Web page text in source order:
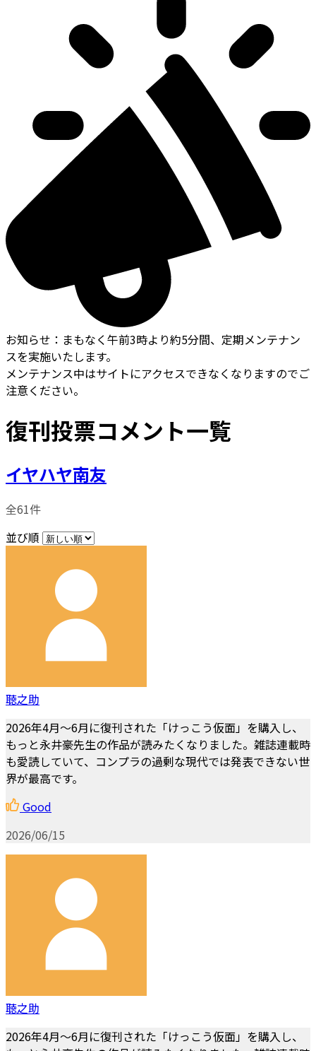
お知らせ ： まもなく午前3時より約5分間、定期メンテナン
スを実施いたします。
メンテナンス中はサイトにアクセスできなくなりますのでご
注意ください。
復刊投票コメント一覧
イヤハヤ南友
全61件
並び順
聴之助
2026年4月～6月に復刊された「けっこう仮面」を購入し、
もっと永井豪先生の作品が読みたくなりました。雑誌連載時
も愛読していて、コンプラの過剰な現代では発表できない世
界が最高です。
Good
2026/06/15
聴之助
2026年4月～6月に復刊された「けっこう仮面」を購入し、